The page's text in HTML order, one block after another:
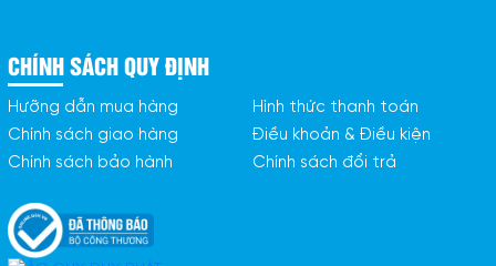
CHÍNH SÁCH QUY ĐỊNH
Hưỡng dẫn mua hàng
Hình thức thanh toán
Chính sách giao hàng
Điều khoản & Điều kiện
Chính sách bảo hành
Chính sách đổi trả